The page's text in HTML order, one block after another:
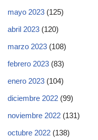
mayo 2023 (125)
abril 2023 (120)
marzo 2023 (108)
febrero 2023 (83)
enero 2023 (104)
diciembre 2022 (99)
noviembre 2022 (131)
octubre 2022 (138)